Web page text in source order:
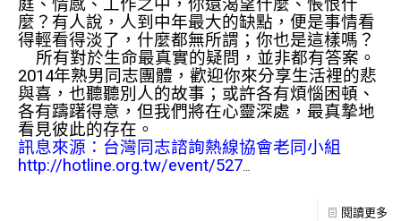
庭、情感、工作之中，你還渴望什麼、悵恨什
麼？有人說，人到中年最大的缺點，便是事情看
得輕看得淡了，什麼都無所謂；你也是這樣嗎？
所有對於生命最真實的疑問，並非都有答案。
2014年熟男同志團體，歡迎你來分享生活裡的悲
與喜，也聽聽別人的故事；或許各有煩惱困頓、
各有躊躇得意，但我們將在心靈深處，最真摯地
看見彼此的存在。
訊息來源：台灣同志諮詢熱線協會老同小組
http://hotline.org.tw/event/527…
閱讀更多